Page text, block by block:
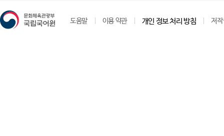
도움말 이용 약관 개인 정보 처리 방침 저